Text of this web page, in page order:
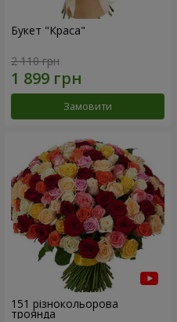
Букет "Краса"
2 110 грн
Замовити
151 різнокольорова
троянда